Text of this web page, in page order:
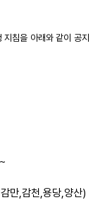
침을 아래와 같이 공지
만,감천,용당,양산)